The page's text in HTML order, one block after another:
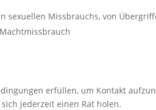
sexuellen Missbrauchs, von
erfüllen, um Kontakt
sich jederzeit einen Rat holen.